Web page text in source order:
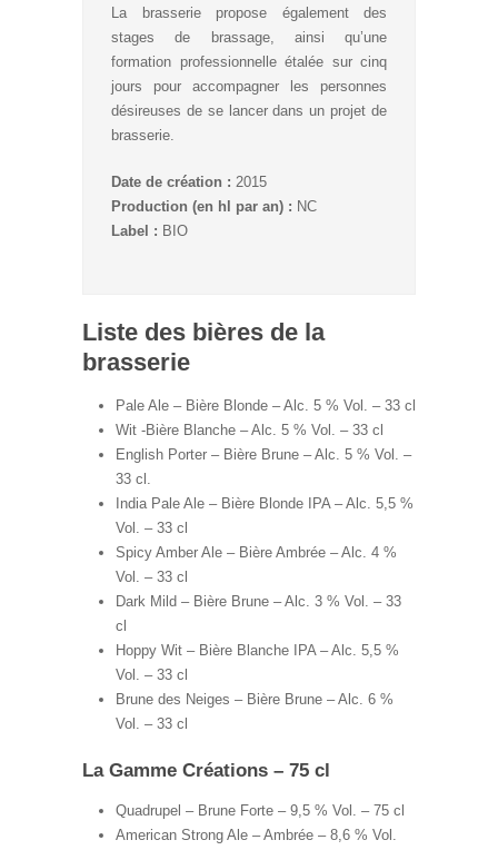
La brasserie propose également des
stages de brassage, ainsi qu’une
formation professionnelle étalée sur cinq
jours pour accompagner les personnes
désireuses de se lancer dans un projet de
brasserie.
Date de création : 2015
Production (en hl par an) : NC
Label : BIO
Liste des bières de la
brasserie
Pale Ale – Bière Blonde – Alc. 5 % Vol. – 33 cl
Wit -Bière Blanche – Alc. 5 % Vol. – 33 cl
English Porter – Bière Brune – Alc. 5 % Vol. –
33 cl.
India Pale Ale – Bière Blonde IPA – Alc. 5,5 %
Vol. – 33 cl
Spicy Amber Ale – Bière Ambrée – Alc. 4 %
Vol. – 33 cl
Dark Mild – Bière Brune – Alc. 3 % Vol. – 33
cl
Hoppy Wit – Bière Blanche IPA – Alc. 5,5 %
Vol. – 33 cl
Brune des Neiges – Bière Brune – Alc. 6 %
Vol. – 33 cl
La Gamme Créations – 75 cl
Quadrupel – Brune Forte – 9,5 % Vol. – 75 cl
American Strong Ale – Ambrée – 8,6 % Vol.